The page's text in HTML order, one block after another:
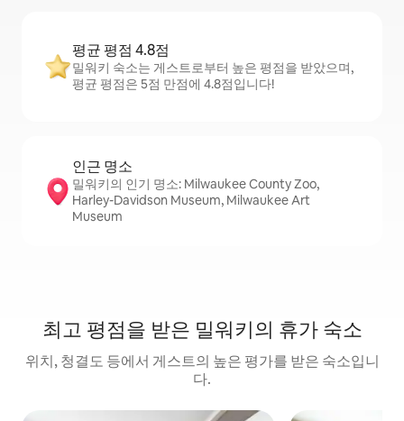
평균 평점 4.8점
밀워키 숙소는 게스트로부터 높은 평점을 받았으며,
평균 평점은 5점 만점에 4.8점입니다!
인근 명소
밀워키의 인기 명소: Milwaukee County Zoo,
Harley-Davidson Museum, Milwaukee Art
Museum
최고 평점을 받은 밀워키의 휴가 숙소
위치, 청결도 등에서 게스트의 높은 평가를 받은 숙소입니
다.